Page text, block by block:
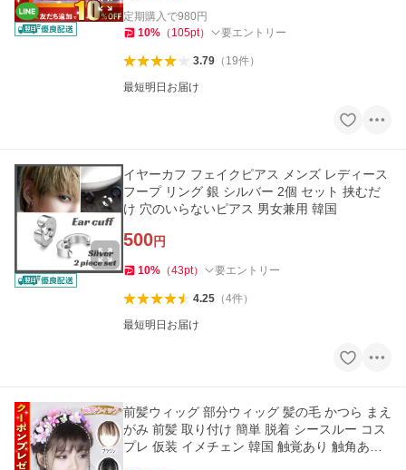
定期購入で980 円
10% （ 105pt） 要エントリー
3.79（ 19件）
最短明日お届け
イヤーカフ フェイクピアス メンズ レディース
フープ リング 銀 シルバー 2個 セット 挟むだ
け 穴のいらないピアス 男女兼用 韓国
500円
10% （43pt） 要エントリー
4.25（4件）
最短明日お届け
前髪ウィッグ 部分ウィッグ 髪の毛 かつら まえ
がみ 前髪 取り付け 簡単 脱着 シースルー コス
プレ 仮装 イメチェン 韓国 触覚あり 触角あり